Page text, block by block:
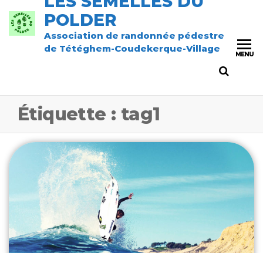
POLDER
Association de randonnée pédestre
de Tétéghem-Coudekerque-Village
MENU
Étiquette : tag1